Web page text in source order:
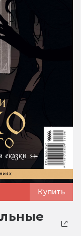
Купить